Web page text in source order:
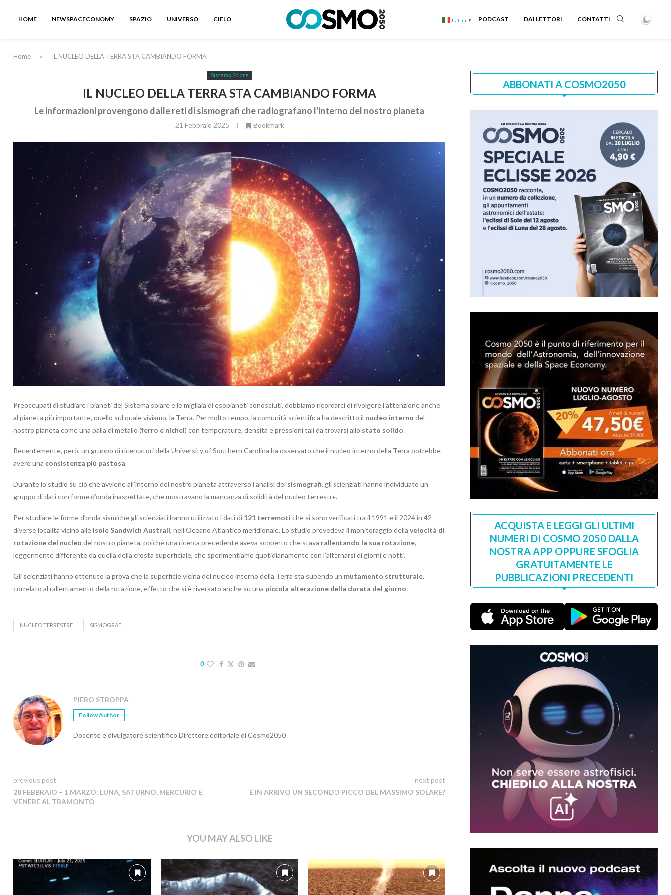
HOME NEWSPACECONOMY SPAZIO UNIVERSO CIELO Italian ▼ PODCAST DAI LETTORI CONTATTI
Home » IL NUCLEO DELLA TERRA STA CAMBIANDO FORMA
Sistema Solare
IL NUCLEO DELLA TERRA STA CAMBIANDO FORMA
Le informazioni provengono dalle reti di sismografi che radiografano l'interno del nostro pianeta
21 Febbraio 2025 Bookmark
Preoccupati di studiare i pianeti del Sistema solare e le migliaia di esopianeti conosciuti, dobbiamo ricordarci di rivolgere l’attenzione anche
al pianeta più importante, quello sul quale viviamo, la Terra. Per molto tempo, la comunità scientifica ha descritto il nucleo interno del
nostro pianeta come una palla di metallo (ferro e nichel) con temperature, densità e pressioni tali da trovarsi allo stato solido.
Recentemente, però, un gruppo di ricercatori della University of Southern Carolina ha osservato che il nucleo interno della Terra potrebbe
avere una consistenza più pastosa.
Durante lo studio su ciò che avviene all’interno del nostro pianeta attraverso l’analisi dei sismografi, gli scienziati hanno individuato un
gruppo di dati con forme d’onda inaspettate, che mostravano la mancanza di solidità del nucleo terrestre.
Per studiare le forme d’onda sismiche gli scienziati hanno utilizzato i dati di 121 terremoti che si sono verificati tra il 1991 e il 2024 in 42
diverse località vicino alle Isole Sandwich Australi, nell’Oceano Atlantico meridionale. Lo studio prevedeva il monitoraggio della velocità di
rotazione del nucleo del nostro pianeta, poiché una ricerca precedente aveva scoperto che stava rallentando la sua rotazione,
leggermente differente da quella della crosta superficiale, che sperimentiamo quotidianamente con l’alternarsi di giorni e notti.
Gli scienziati hanno ottenuto la prova che la superficie vicina del nucleo interno della Terra sta subendo un mutamento strutturale,
correlato al rallentamento della rotazione, effetto che si è riversato anche su una piccola alterazione della durata del giorno.
NUCLEO TERRESTRE SISMOGRAFI
0
PIERO STROPPA
Follow Author
Docente e divulgatore scientifico Direttore editoriale di Cosmo2050
previous post
28 FEBBRAIO – 1 MARZO: LUNA, SATURNO, MERCURIO E
VENERE AL TRAMONTO
next post
È IN ARRIVO UN SECONDO PICCO DEL MASSIMO SOLARE?
YOU MAY ALSO LIKE
ABBONATI A COSMO2050
ACQUISTA E LEGGI GLI ULTIMI
NUMERI DI COSMO 2050 DALLA
NOSTRA APP OPPURE SFOGLIA
GRATUITAMENTE LE
PUBBLICAZIONI PRECEDENTI